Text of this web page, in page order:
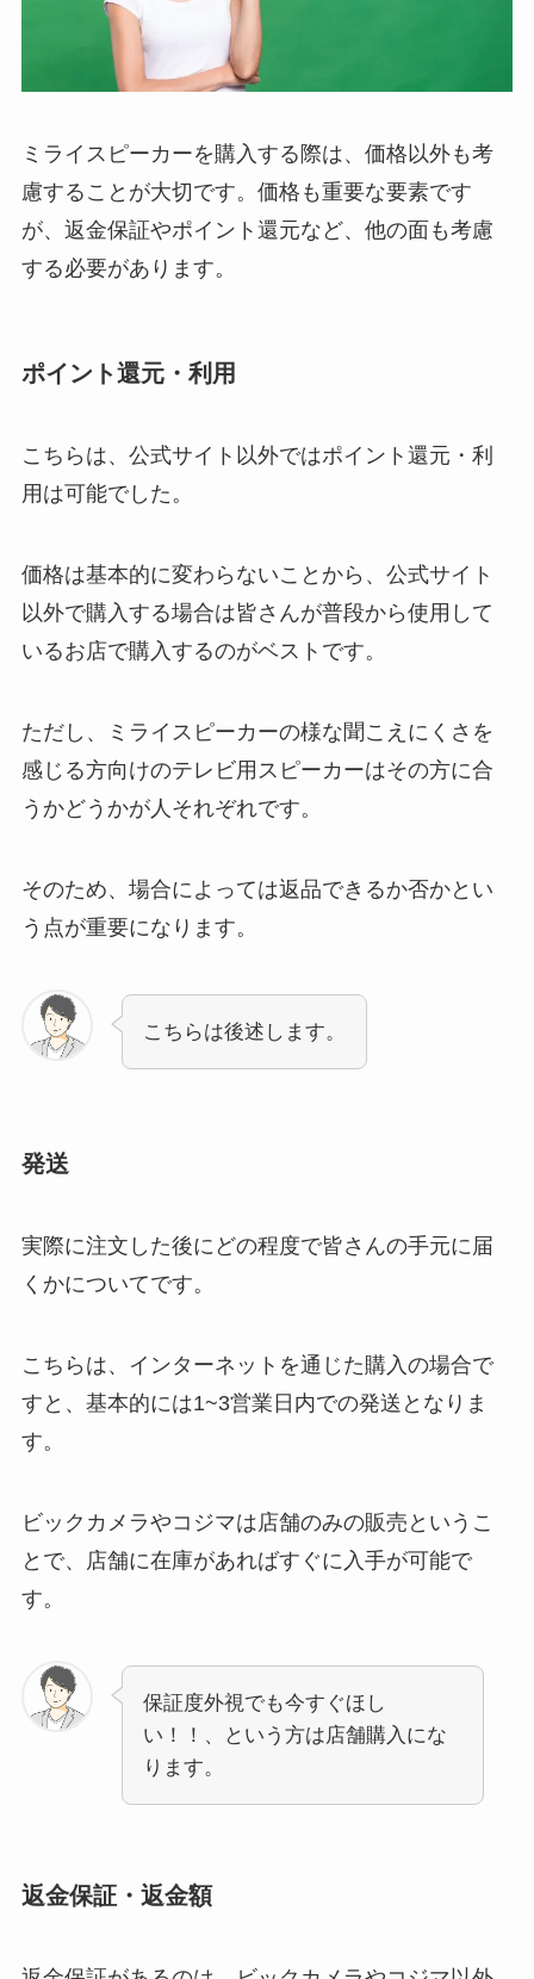
ミライスピーカーを購入する際は、価格以外も考
慮することが大切です。価格も重要な要素です
が、返金保証やポイント還元など、他の面も考慮
する必要があります。
ポイント還元・利用
こちらは、公式サイト以外ではポイント還元・利
用は可能でした。
価格は基本的に変わらないことから、公式サイト
以外で購入する場合は皆さんが普段から使用して
いるお店で購入するのがベストです。
ただし、ミライスピーカーの様な聞こえにくさを
感じる方向けのテレビ用スピーカーはその方に合
うかどうかが人それぞれです。
そのため、場合によっては返品できるか否かとい
う点が重要になります。
こちらは後述します。
発送
実際に注文した後にどの程度で皆さんの手元に届
くかについてです。
こちらは、インターネットを通じた購入の場合で
すと、基本的には1~3営業日内での発送となりま
す。
ビックカメラやコジマは店舗のみの販売というこ
とで、店舗に在庫があればすぐに入手が可能で
す。
保証度外視でも今すぐほし
い！！、という方は店舗購入にな
ります。
返金保証・返金額